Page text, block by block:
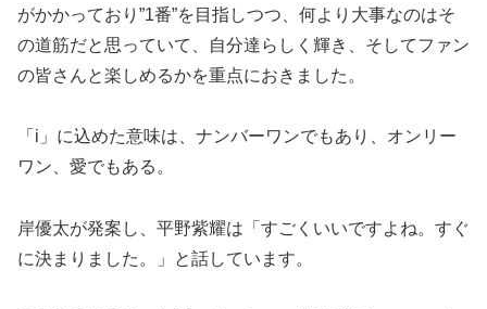
がかかっており”1番”を目指しつつ、何より大事なのはそ
の道筋だと思っていて、自分達らしく輝き、そしてファン
の皆さんと楽しめるかを重点におきました。
「i」に込めた意味は、ナンバーワンでもあり、オンリー
ワン、愛でもある。
岸優太が発案し、平野紫耀は「すごくいいですよね。すぐ
に決まりました。」と話しています。